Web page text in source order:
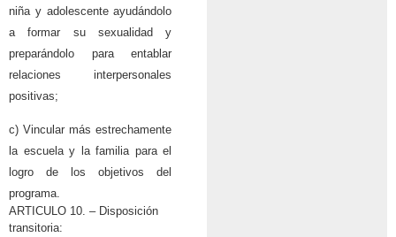
niña y adolescente ayudándolo
a formar su sexualidad y
preparándolo para entablar
relaciones interpersonales
positivas;
c) Vincular más estrechamente
la escuela y la familia para el
logro de los objetivos del
programa.
ARTICULO 10. – Disposición
transitoria: